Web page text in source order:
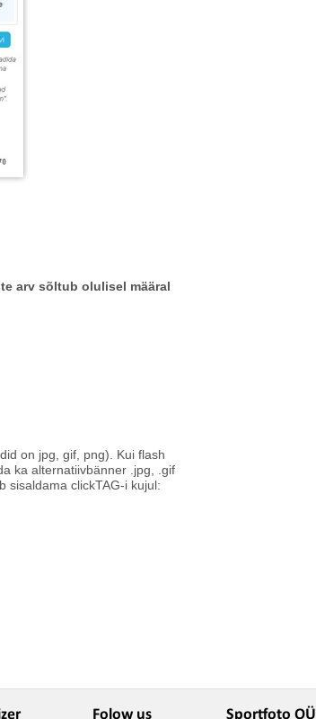
arv sõltub olulisel määral
on jpg, gif, png). Kui flash
ka alternatiivbänner .jpg, .gif
sisaldama clickTAG-i kujul:
Folow us Sportfoto OÜ